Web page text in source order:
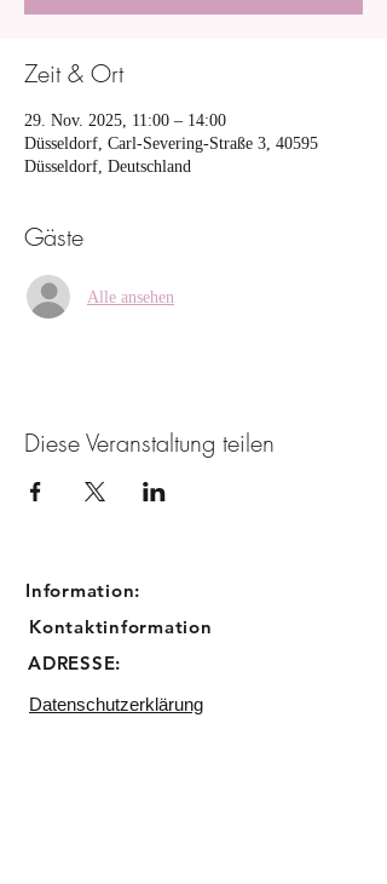
Zeit & Ort
29. Nov. 2025, 11:00 – 14:00
Düsseldorf, Carl-Severing-Straße 3, 40595
Düsseldorf, Deutschland
Gäste
Alle ansehen
Diese Veranstaltung teilen
Information:
Kontaktinformation
ADRESSE:
Datenschutzerklärung